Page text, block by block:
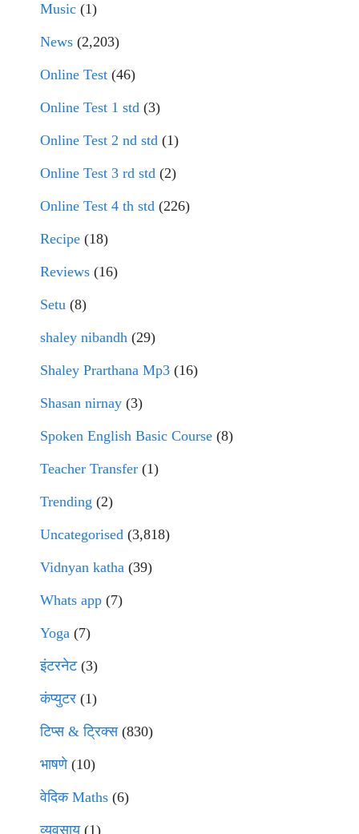
Music (1)
News (2,203)
Online Test (46)
Online Test 1 std (3)
Online Test 2 nd std (1)
Online Test 3 rd std (2)
Online Test 4 th std (226)
Recipe (18)
Reviews (16)
Setu (8)
shaley nibandh (29)
Shaley Prarthana Mp3 (16)
Shasan nirnay (3)
Spoken English Basic Course (8)
Teacher Transfer (1)
Trending (2)
Uncategorised (3,818)
Vidnyan katha (39)
Whats app (7)
Yoga (7)
इंटरनेट(3)
कंप्युटर (1)
टिप्स & ट्रिक्स(830)
भाषणे(10)
वेदिक Maths (6)
व्यवसाय(1)